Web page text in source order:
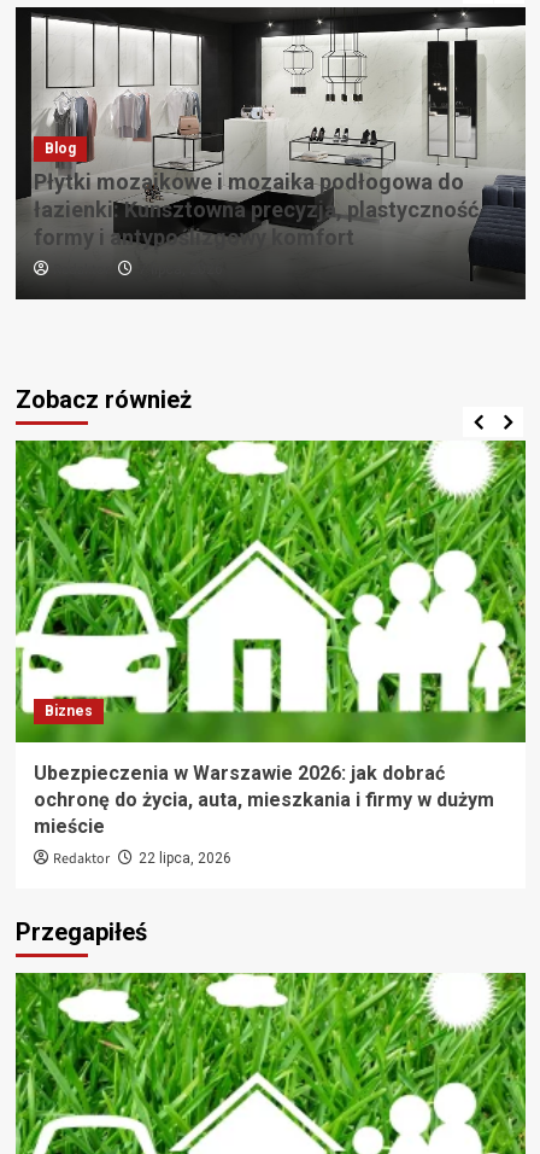
Blog
Płytki mozaikowe i mozaika podłogowa do
łazienki: Kunsztowna precyzja, plastyczność
formy i antypoślizgowy komfort
Zobacz również
Biznes
Ubezpieczenia w Warszawie 2026: jak dobrać
ochronę do życia, auta, mieszkania i firmy w dużym
mieście
Redaktor 22 lipca, 2026
Przegapiłeś